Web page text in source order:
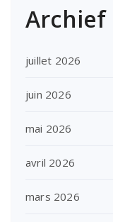
Archief
juillet 2026
juin 2026
mai 2026
avril 2026
mars 2026